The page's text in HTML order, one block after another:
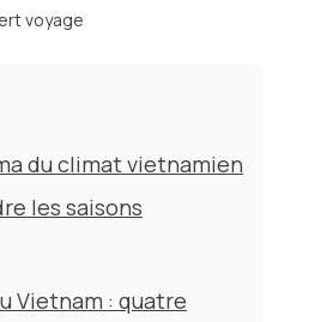
voyage
du climat vietnamien
les saisons
Vietnam : quatre